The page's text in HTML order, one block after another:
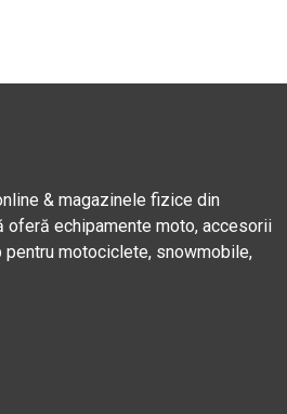
& magazinele fizice din
oferă echipamente moto, accesorii
motociclete, snowmobile,